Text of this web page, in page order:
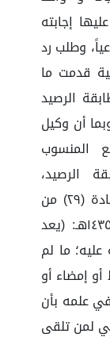
إجابته
وطلب رد
قدمت ما
الرصيد
أن وكيل
المنسوب
الرصيد،
واستناداً على نص الفقرة (١) من المادة (٢٩) من
نظام الإثبات الصادر بتاريخ ٢٢ / ١ / ١٤٣٥هـ: (يعد
ما لم
إمضاء أو
علمه بأن
لمن تلقى